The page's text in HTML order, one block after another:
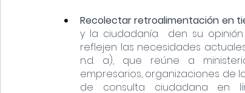
Recolectar retroalimentación en
y la ciudadanía  den su
reflejen las necesidades
n.d. a), que reúne a
empresarios, organizaciones de